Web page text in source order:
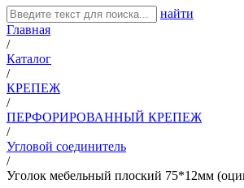
найти
Главная
/
Каталог
/
КРЕПЕЖ
/
ПЕРФОРИРОВАННЫЙ КРЕПЕЖ
/
Угловой соединитель
/
Уголок мебельный плоский 75*12мм